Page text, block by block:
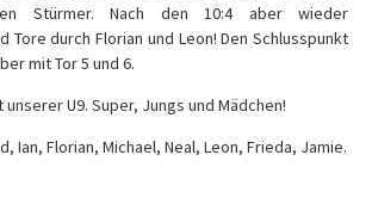
Stürmer. Nach den 10:4 aber wieder
Tore durch Florian und Leon! Den Schlusspunkt
mit Tor 5 und 6.
U9. Super, Jungs und Mädchen!
Ian, Florian, Michael, Neal, Leon, Frieda, Jamie.